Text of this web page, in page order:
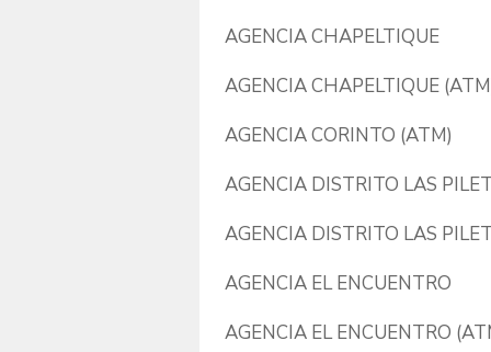
AGENCIA CHAPELTIQUE
AGENCIA CHAPELTIQUE
AGENCIA CORINTO (ATM)
AGENCIA DISTRITO LAS
AGENCIA DISTRITO LAS
AGENCIA EL ENCUENTRO
AGENCIA EL ENCUENTRO